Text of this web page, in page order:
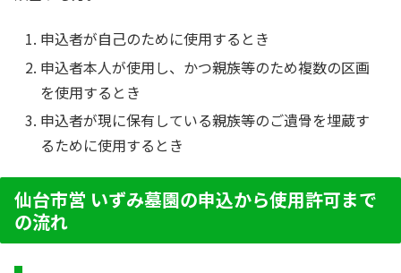
申込者が自己のために使用するとき
申込者本人が使用し、かつ親族等のため複数の区画
を使用するとき
申込者が現に保有している親族等のご遺骨を埋蔵す
るために使用するとき
仙台市営 いずみ墓園の申込から使用許可まで
の流れ